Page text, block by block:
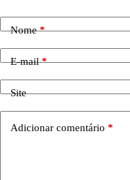
Nome*
E-mail*
Site
Adicionar comentário *